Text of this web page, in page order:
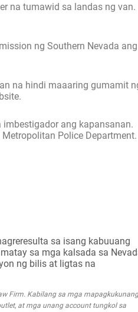
na tumawid sa landas ng van.
ng Southern Nevada ang
na hindi maaaring gumamit
ang kapansanan.
Police Department.
sa isang kabuuang
sa mga kalsada sa
ng bilis at ligtas na
Firm. Kabilang sa mga mapagkukunang
at mga unang account tungkol sa